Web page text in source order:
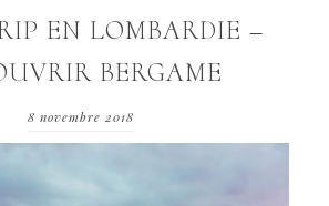
EN LOMBARDIE –
BERGAME
8 novembre 2018